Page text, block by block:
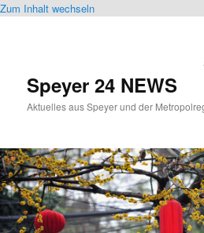
Zum Inhalt wechseln
Speyer 24 NEWS
Aktuelles aus Speyer und der